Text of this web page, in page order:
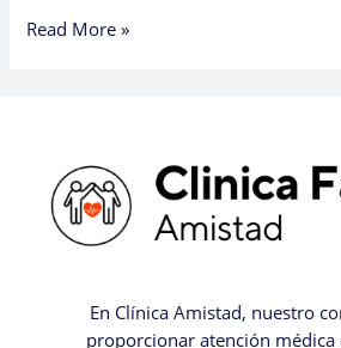
Read More »
En Clínica Amistad, nuestro
proporcionar atención médica